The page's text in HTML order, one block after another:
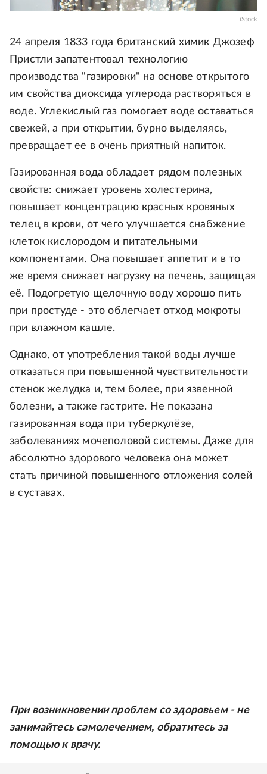
iStock
24 апреля 1833 года британский химик Джозеф
Пристли запатентовал технологию
производства "газировки" на основе открытого
им свойства диоксида углерода растворяться в
воде. Углекислый газ помогает воде оставаться
свежей, а при открытии, бурно выделяясь,
превращает ее в очень приятный напиток.
Газированная вода обладает рядом полезных
свойств: снижает уровень холестерина,
повышает концентрацию красных кровяных
телец в крови, от чего улучшается снабжение
клеток кислородом и питательными
компонентами. Она повышает аппетит и в то
же время снижает нагрузку на печень, защищая
её. Подогретую щелочную воду хорошо пить
при простуде - это облегчает отход мокроты
при влажном кашле.
Однако, от употребления такой воды лучше
отказаться при повышенной чувствительности
стенок желудка и, тем более, при язвенной
болезни, а также гастрите. Не показана
газированная вода при туберкулёзе,
заболеваниях мочеполовой системы. Даже для
абсолютно здорового человека она может
стать причиной повышенного отложения солей
в суставах.
При возникновении проблем со здоровьем - не
занимайтесь самолечением, обратитесь за
помощью к врачу.